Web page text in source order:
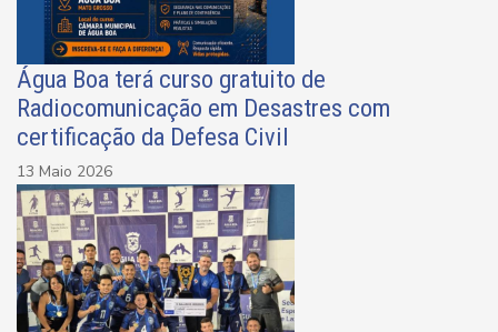
Água Boa terá curso gratuito de
Radiocomunicação em Desastres com
certificação da Defesa Civil
13 Maio 2026